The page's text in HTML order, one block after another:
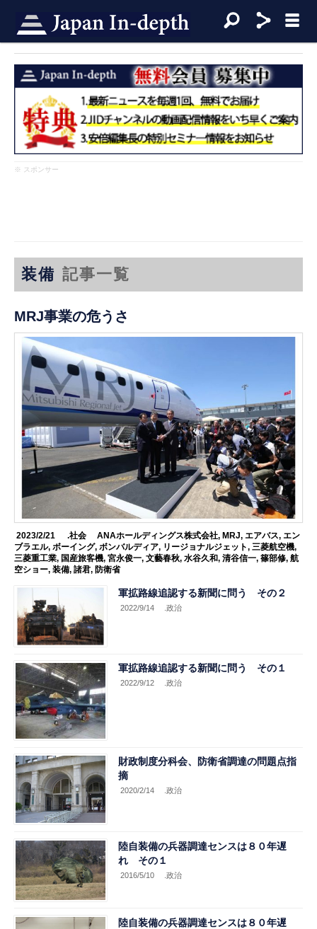
※ スポンサー
装備 記事一覧
MRJ事業の危うさ
2023/2/21 .社会 ANAホールディングス株式会社, MRJ, エアバス, エン
ブラエル,ボーイング,ボンバルディア, リージョナルジェット,三菱航空機,
三菱重工業, 国産旅客機,宮永俊一,文藝春秋,水谷久和,清谷信一,篠部修,航
空ショー,装備,諸君, 防衛省
軍拡路線追認する新聞に問う その２
2022/9/14 .政治
軍拡路線追認する新聞に問う その１
2022/9/12 .政治
財政制度分科会、防衛省調達の問題点指
摘
2020/2/14 .政治
陸自装備の兵器調達センスは８０年遅
れ その１
2016/5/10 .政治
陸自装備の兵器調達センスは８０年遅